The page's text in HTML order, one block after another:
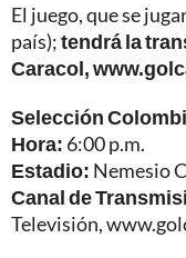
El juego, que se
país);tendrá la
Caracol,
Selección
Hora: 6:00 p.m.
Estadio: Nemesio
Canal de
Televisión,